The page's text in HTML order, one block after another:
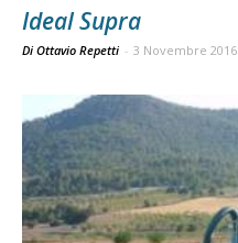
Ideal Supra
Di Ottavio Repetti - 3 Novembre 2016